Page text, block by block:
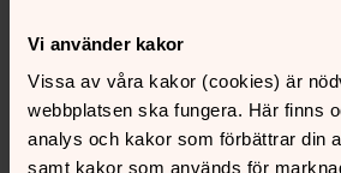
Vi använder kakor
Vissa av våra kakor (cookies) är
webbplatsen ska fungera. Här finns
analys och kakor som förbättrar din
samt kakor som används för
Publicerad 2025-12-01
Njut av musik och sång i juletid!
Syföreningens julbasar